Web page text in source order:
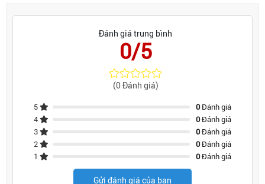
Đánh giá trung bình
0/5
(0 Đánh giá)
5 0Đánh giá
4
0Đánh giá
3
0Đánh giá
2
0Đánh giá
1
0Đánh giá
Gửi đánh giá của bạn